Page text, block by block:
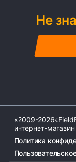
Не
«2009-
интернет-
Политика